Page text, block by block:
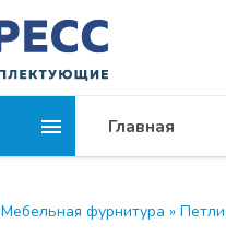
Главная
Мебельная фурнитура »